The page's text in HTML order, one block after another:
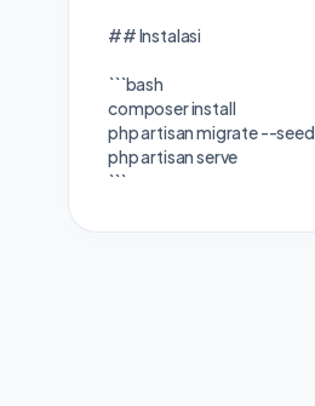
## Instalasi
```bash
composer install
php artisan migrate --seed
php artisan serve
```